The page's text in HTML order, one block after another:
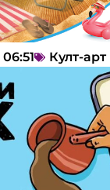
06:51 Култ-арт